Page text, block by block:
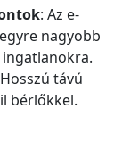
: Az e-
nagyobb
távú
bérlőkkel.